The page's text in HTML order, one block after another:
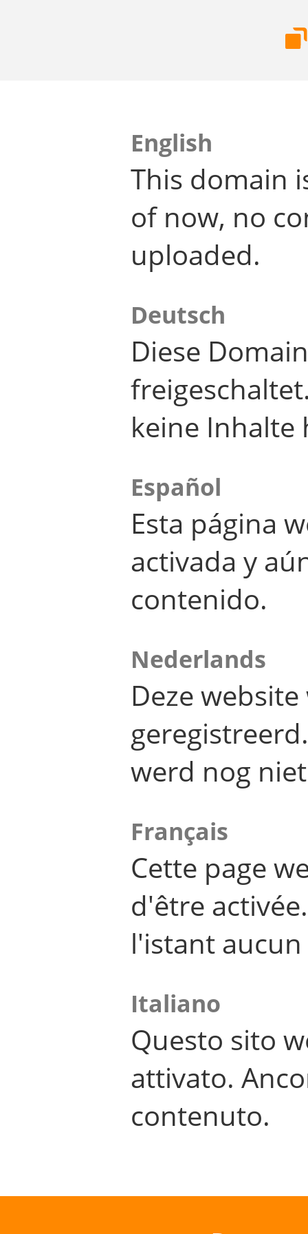
English
This domain
of now, no
uploaded.
Deutsch
Diese
keine Inhalte
Español
Esta página
activada y
contenido.
Nederlands
Deze
werd nog
Français
Cette page
d'être
l'istant
Italiano
Questo sito
attivato.
contenuto.